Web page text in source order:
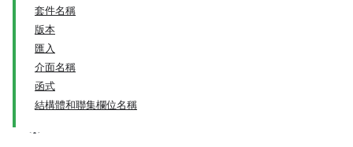
套件名稱
版本
匯入
介面名稱
函式
結構體和聯集欄位名稱